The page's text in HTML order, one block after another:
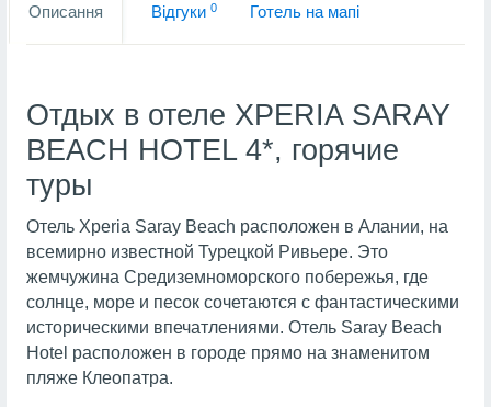
Описання Вiдгуки 0 Готель на мапi
Отдых в отеле XPERIA SARAY
BEACH HOTEL 4*, горячие
туры
Отель Xperia Saray Beach расположен в Алании, на
всемирно известной Турецкой Ривьере. Это
жемчужина Средиземноморского побережья, где
солнце, море и песок сочетаются с фантастическими
историческими впечатлениями. Отель Saray Beach
Hotel расположен в городе прямо на знаменитом
пляже Клеопатра.